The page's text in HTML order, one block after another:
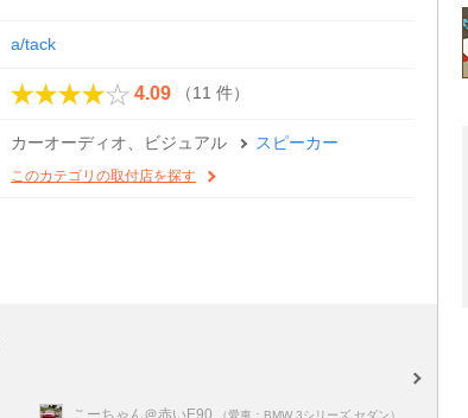
a/tack
4.09 （11 件）
カーオーディオ、ビジュアル スピーカー
このカテゴリの取付店を探す